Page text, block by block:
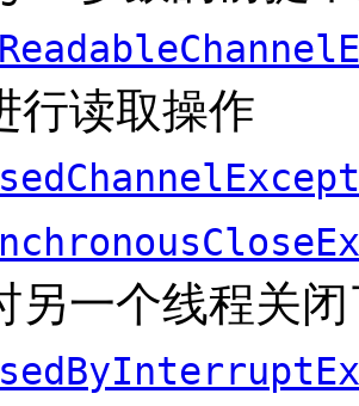
行读取操作
另一个线程关